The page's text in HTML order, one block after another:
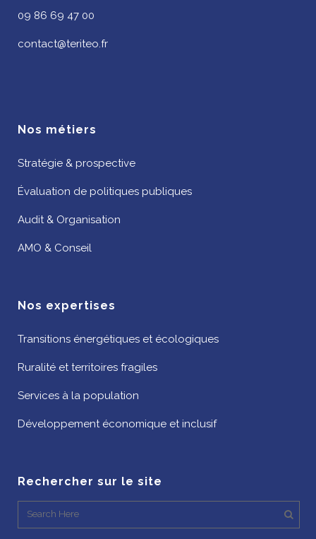
09 86 69 47 00
contact@teriteo.fr
Nos métiers
Stratégie & prospective
Évaluation de politiques publiques
Audit & Organisation
AMO & Conseil
Nos expertises
Transitions énergétiques et écologiques
Ruralité et territoires fragiles
Services à la population
Développement économique et inclusif
Rechercher sur le site